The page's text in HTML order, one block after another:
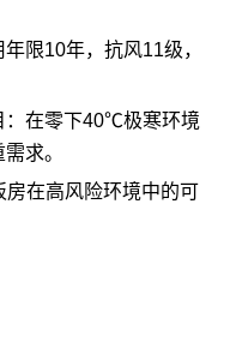
限10年，抗风11级，
：在零下40℃极寒环境
求。
在高风险环境中的可